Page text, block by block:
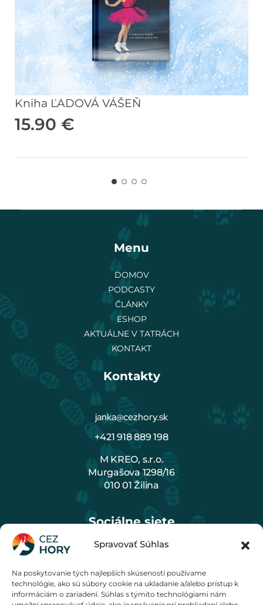
Spravovať Súhlas
Na poskytovanie tých najlepších skúseností používame
technológie, ako sú súbory cookie na ukladanie a/alebo prístup k
informáciám o zariadení. Súhlas s týmito technológiami nám
Kniha ĽADOVÁ VÁŠEŇ
15.90 €
Menu
DOMOV
PODCASTY
ČLÁNKY
ESHOP
AKTUÁLNE V TATRÁCH
KONTAKT
Kontakty
janka@cezhory.sk
+421 918 889 198
M KREO, s.r.o.
Murgašova 1298/16
010 01 Žilina
Sociálne siete
Cenník